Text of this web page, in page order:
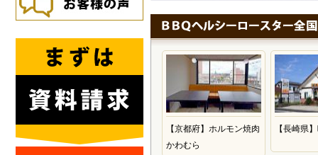
【京都府】ホルモン焼肉
かわむら
【長崎県